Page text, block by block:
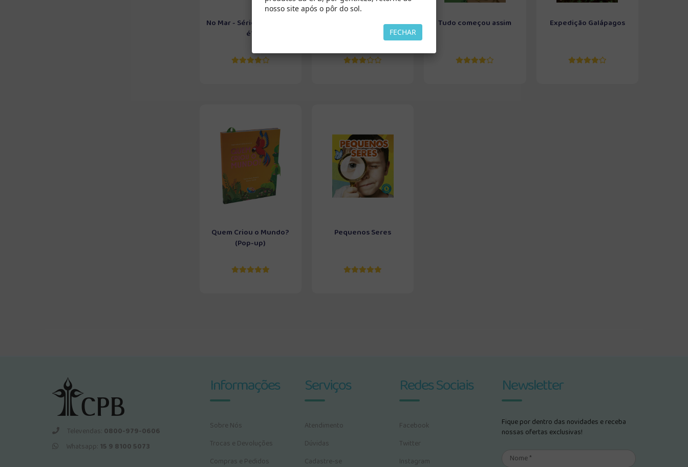
No Mar - Série: Que Bicho
é?
Terra de Gigantes Tudo começou assim Expedição Galápagos
Quem Criou o Mundo?
(Pop-up)
Pequenos Seres
Televendas: 0800-979-0606
Whatsapp: 15 9 8100 5073
Informações
Sobre Nós
Trocas e Devoluções
Compras e Pedidos
Serviços
Atendimento
Dúvidas
Cadastre-se
Redes Sociais
Facebook
Twitter
Instagram
Newsletter
Fique por dentro das novidades e receba
nossas ofertas exclusivas!
nosso site após o pôr do sol.
FECHAR